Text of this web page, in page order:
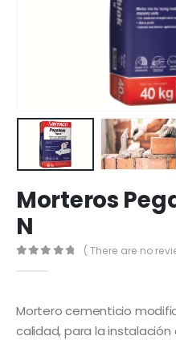
Morteros
N
( There are no
Mortero cementicio
calidad, para la